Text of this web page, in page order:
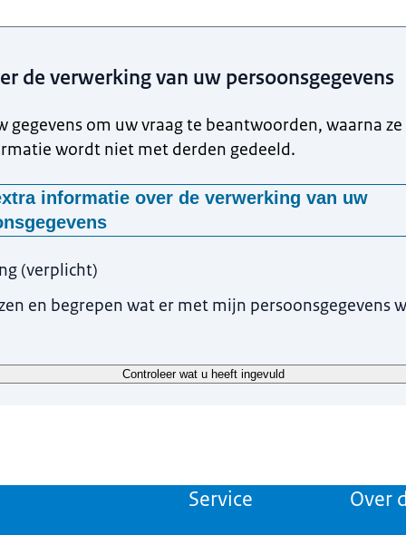
de verwerking van uw persoonsgegevens
gegevens om uw vraag te beantwoorden, waarna
wordt niet met derden gedeeld.
informatie over de verwerking van uw
uw gegevens, met uw toestemming, omdat wij anders niet in staat
uw gegevens om uw vraag te beantwoorden. Uw vraag wordt door
(verplicht)
en begrepen wat er met mijn persoonsgegevens
Controleer wat u heeft ingevuld
Service Over